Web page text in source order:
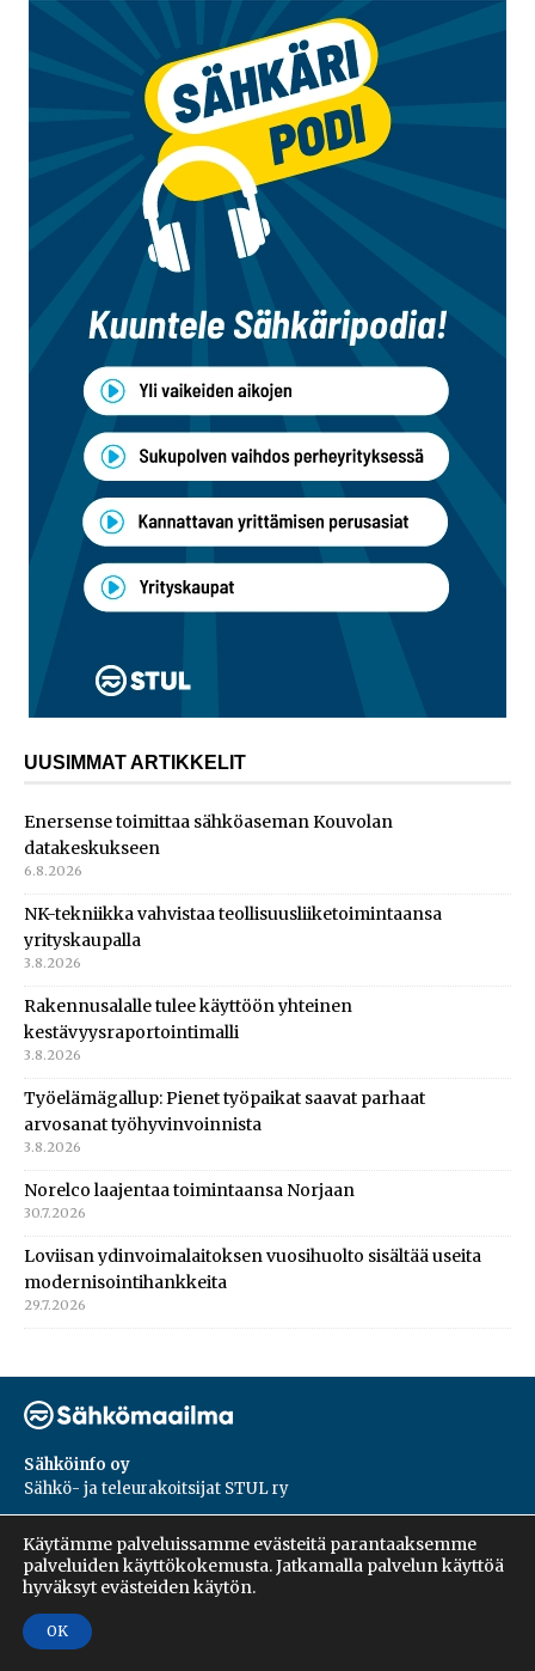
UUSIMMAT ARTIKKELIT
Enersense toimittaa sähköaseman Kouvolan
datakeskukseen
6.8.2026
NK-tekniikka vahvistaa teollisuusliiketoimintaansa
yrityskaupalla
3.8.2026
Rakennusalalle tulee käyttöön yhteinen
kestävyysraportointimalli
3.8.2026
Työelämägallup: Pienet työpaikat saavat parhaat
arvosanat työhyvinvoinnista
3.8.2026
Norelco laajentaa toimintaansa Norjaan
30.7.2026
Loviisan ydinvoimalaitoksen vuosihuolto sisältää useita
modernisointihankkeita
29.7.2026
Sähköinfo oy
Sähkö- ja teleurakoitsijat STUL ry
PL 55, 02601, Espoo
Harakantie 18 B
09 5476 1422
Käytämme palveluissamme evästeitä parantaaksemme
palveluiden käyttökokemusta. Jatkamalla palvelun käyttöä
hyväksyt evästeiden käytön.
OK